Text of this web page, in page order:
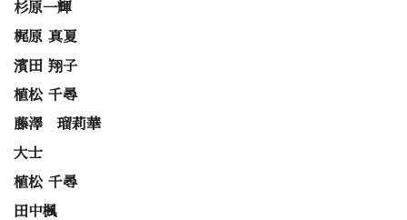
杉原一輝
梶原 真夏
濱田 翔子
植松 千尋
藤澤 瑠莉華
大士
植松 千尋
田中楓